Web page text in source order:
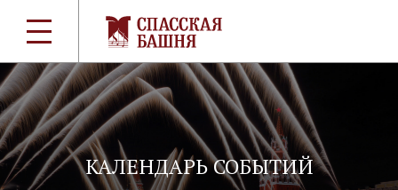
КАЛЕНДАРЬ СОБЫТИЙ